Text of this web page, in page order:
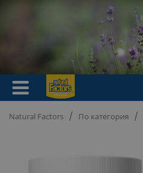
Natural Factors По категория